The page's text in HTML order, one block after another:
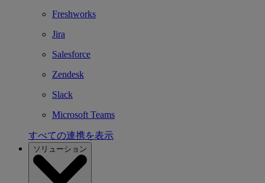
Freshworks
Jira
Salesforce
Zendesk
Slack
Microsoft Teams
すべての連携を表示
ソリューション